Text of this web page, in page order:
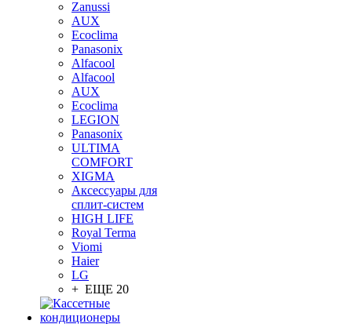
Zanussi
AUX
Ecoclima
Panasonix
Alfacool
Alfacool
AUX
Ecoclima
LEGION
Panasonix
ULTIMA
COMFORT
XIGMA
Аксессуары для
сплит-систем
HIGH LIFE
Royal Terma
Viomi
Haier
LG
+ ЕЩЕ 20